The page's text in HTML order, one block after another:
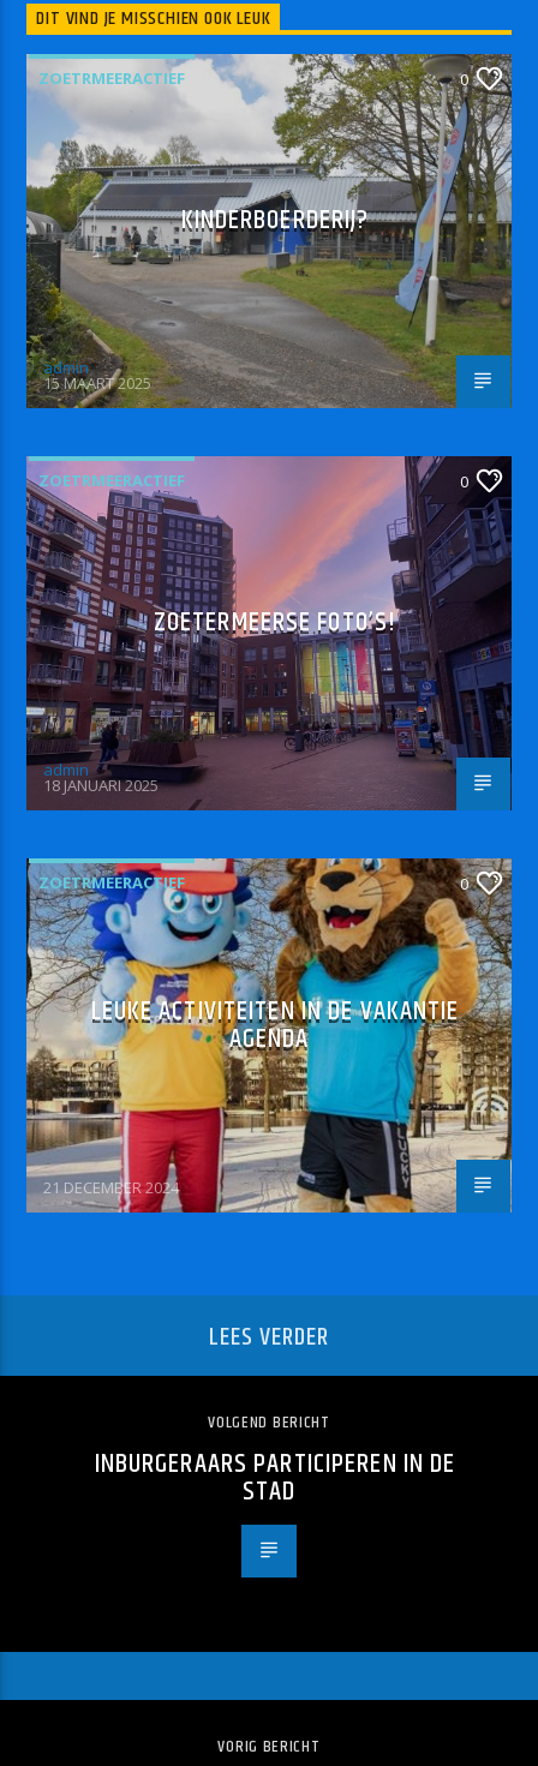
DIT VIND JE MISSCHIEN OOK LEUK
ZOETRMEERACTIEF 0
KINDERBOERDERIJ?
admin
15 MAART 2025
ZOETRMEERACTIEF 0
ZOETERMEERSE FOTO’S!
admin
18 JANUARI 2025
ZOETRMEERACTIEF 0
LEUKE ACTIVITEITEN IN DE VAKANTIE
AGENDA
21 DECEMBER 2024
LEES VERDER
VOLGEND BERICHT
INBURGERAARS PARTICIPEREN IN DE
STAD
VORIG BERICHT